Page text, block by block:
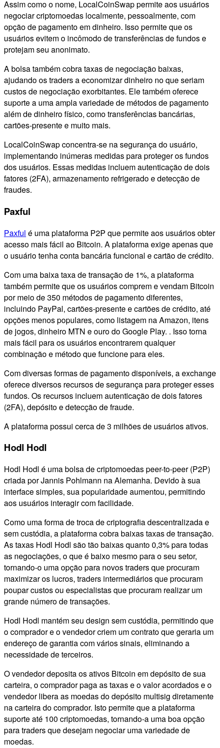
Assim como o nome, LocalCoinSwap permite aos usuários
negociar criptomoedas localmente, pessoalmente, com
opção de pagamento em dinheiro. Isso permite que os
usuários evitem o incômodo de transferências de fundos e
protejam seu anonimato.
A bolsa também cobra taxas de negociação baixas,
ajudando os traders a economizar dinheiro no que seriam
custos de negociação exorbitantes. Ele também oferece
suporte a uma ampla variedade de métodos de pagamento
além de dinheiro físico, como transferências bancárias,
cartões-presente e muito mais.
LocalCoinSwap concentra-se na segurança do usuário,
implementando inúmeras medidas para proteger os fundos
dos usuários. Essas medidas incluem autenticação de dois
fatores (2FA), armazenamento refrigerado e detecção de
fraudes.
Paxful
Paxful é uma plataforma P2P que permite aos usuários obter
acesso mais fácil ao Bitcoin. A plataforma exige apenas que
o usuário tenha conta bancária funcional e cartão de crédito.
Com uma baixa taxa de transação de 1%, a plataforma
também permite que os usuários comprem e vendam Bitcoin
por meio de 350 métodos de pagamento diferentes,
incluindo PayPal, cartões-presente e cartões de crédito, até
opções menos populares, como listagem na Amazon, itens
de jogos, dinheiro MTN e ouro do Google Play. . Isso torna
mais fácil para os usuários encontrarem qualquer
combinação e método que funcione para eles.
Com diversas formas de pagamento disponíveis, a exchange
oferece diversos recursos de segurança para proteger esses
fundos. Os recursos incluem autenticação de dois fatores
(2FA), depósito e detecção de fraude.
A plataforma possui cerca de 3 milhões de usuários ativos.
Hodl Hodl
Hodl Hodl é uma bolsa de criptomoedas peer-to-peer (P2P)
criada por Jannis Pohlmann na Alemanha. Devido à sua
interface simples, sua popularidade aumentou, permitindo
aos usuários interagir com facilidade.
Como uma forma de troca de criptografia descentralizada e
sem custódia, a plataforma cobra baixas taxas de transação.
As taxas Hodl Hodl são tão baixas quanto 0,3% para todas
as negociações, o que é baixo mesmo para o seu setor,
tornando-o uma opção para novos traders que procuram
maximizar os lucros, traders intermediários que procuram
poupar custos ou especialistas que procuram realizar um
grande número de transações.
Hodl Hodl mantém seu design sem custódia, permitindo que
o comprador e o vendedor criem um contrato que geraria um
endereço de garantia com vários sinais, eliminando a
necessidade de terceiros.
O vendedor deposita os ativos Bitcoin em depósito de sua
carteira, o comprador paga as taxas e o valor acordados e o
vendedor libera as moedas do depósito multisig diretamente
na carteira do comprador. Isto permite que a plataforma
suporte até 100 criptomoedas, tornando-a uma boa opção
para traders que desejam negociar uma variedade de
moedas.